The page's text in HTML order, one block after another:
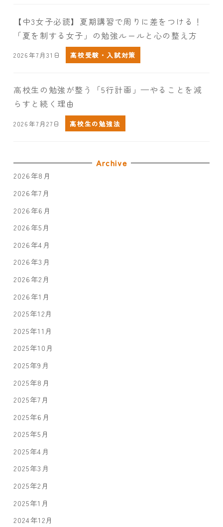
【中3女子必読】夏期講習で周りに差をつける！
「夏を制する女子」の勉強ルールと心の整え方
2026年7月31日 高校受験・入試対策
高校生の勉強が整う「5行計画」—やることを減
らすと続く理由
2026年7月27日 高校生の勉強法
Archive
2026年8月
2026年7月
2026年6月
2026年5月
2026年4月
2026年3月
2026年2月
2026年1月
2025年12月
2025年11月
2025年10月
2025年9月
2025年8月
2025年7月
2025年6月
2025年5月
2025年4月
2025年3月
2025年2月
2025年1月
2024年12月